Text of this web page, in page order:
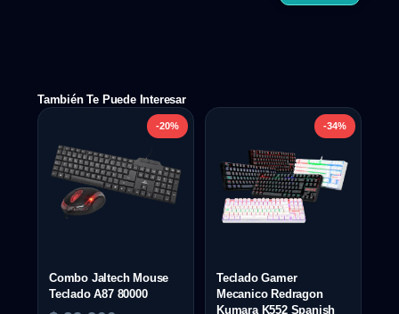
También Te Puede Interesar
-20%
Combo Jaltech Mouse
Teclado A87 80000
-34%
Teclado Gamer
Mecanico Redragon
Kumara K552 Spanish